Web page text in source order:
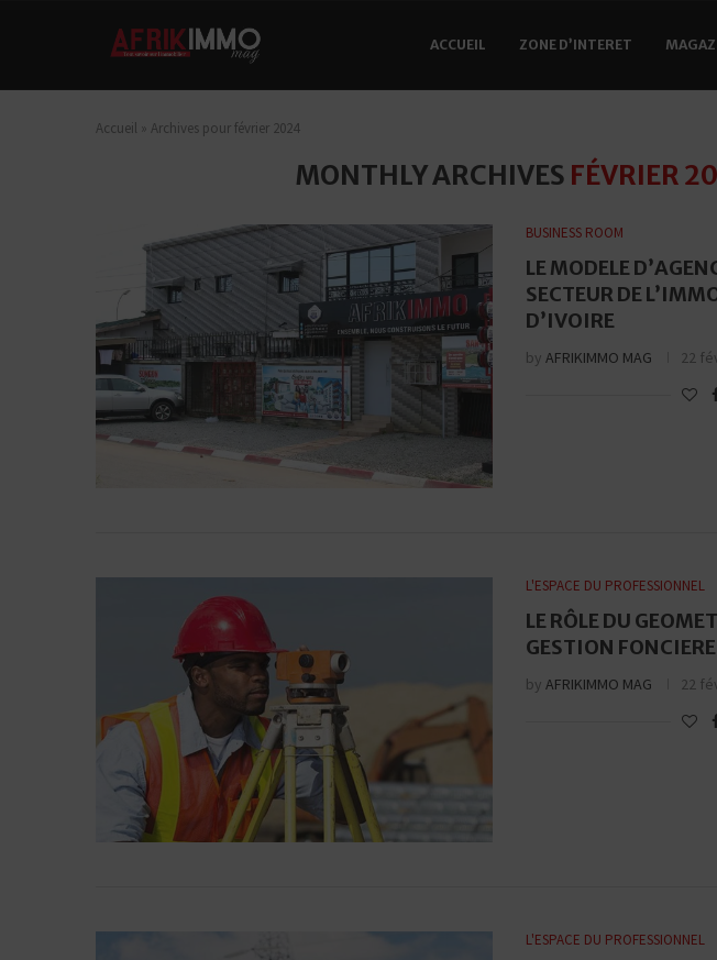
ACCUEIL ZONE D’INTERET
Accueil » Archives pour février 2024
MONTHLY ARCHIVES FÉVRIER
BUSINESS ROOM
LE MODELE
SECTEUR DE
D’IVOIRE
by AFRIKIMMO MAG 22
L'ESPACE DU PROFESSIONNEL
LE RÔLE DU
GESTION
by AFRIKIMMO MAG 22
L'ESPACE DU PROFESSIONNEL